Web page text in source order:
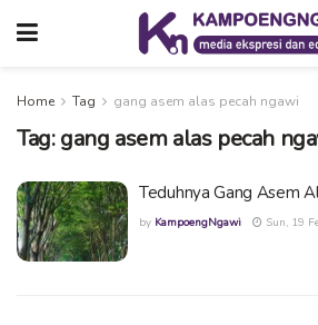
Home Tag gang asem alas pecah ngawi
Tag:gang asem alas pecah
Teduhnya Gang Asem
by KampoengNgawi Sun, 19